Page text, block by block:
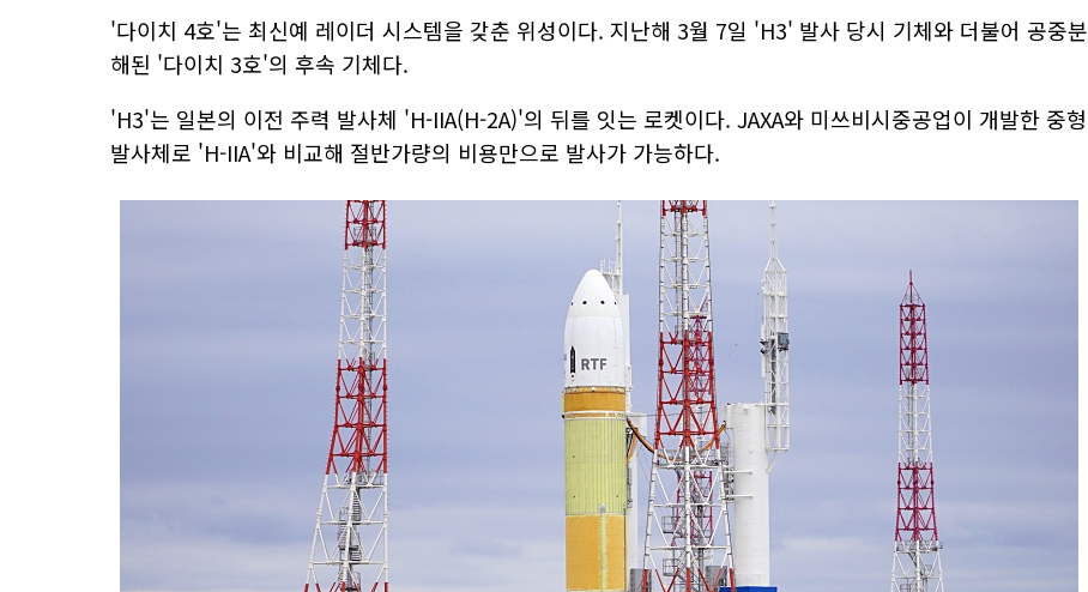
'다이치 4호'는 최신예 레이더 시스템을 갖춘 위성이다. 지난해 3월 7일 'H3' 발사 당시 기체와 더불어 공중분
해된 '다이치 3호'의 후속 기체다.
'H3'는 일본의 이전 주력 발사체 'H-IIA(H-2A)'의 뒤를 잇는 로켓이다. JAXA와 미쓰비시중공업이 개발한 중형
발사체로 'H-IIA'와 비교해 절반가량의 비용만으로 발사가 가능하다.